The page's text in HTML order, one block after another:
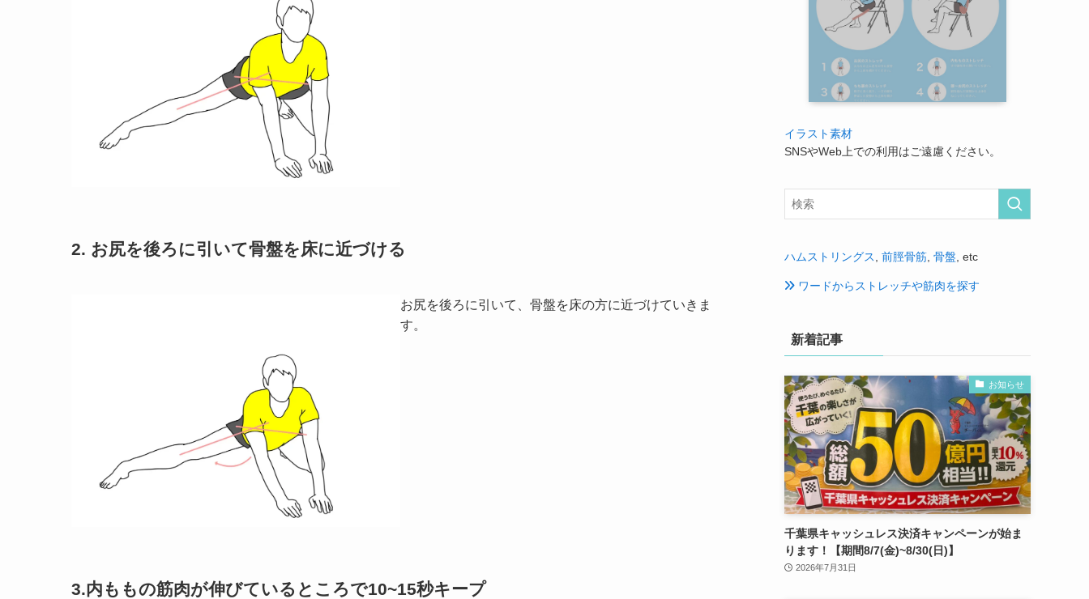
2. お尻を後ろに引いて骨盤を床に近づける
お尻を後ろに引いて、骨盤を床の方に近づけていきま
す。
3.内ももの筋肉が伸びているところで10~15秒キープ
イラスト素材
SNSやWeb上での利用はご遠慮ください。
ハムストリングス, 前脛骨筋, 骨盤, etc
ワードからストレッチや筋肉を探す
新着記事
お知らせ
千葉県キャッシュレス決済キャンペーンが始ま
ります！【期間8/7(金)~8/30(日)】
2026年7月31日